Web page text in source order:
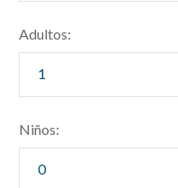
Adultos:
Niños: